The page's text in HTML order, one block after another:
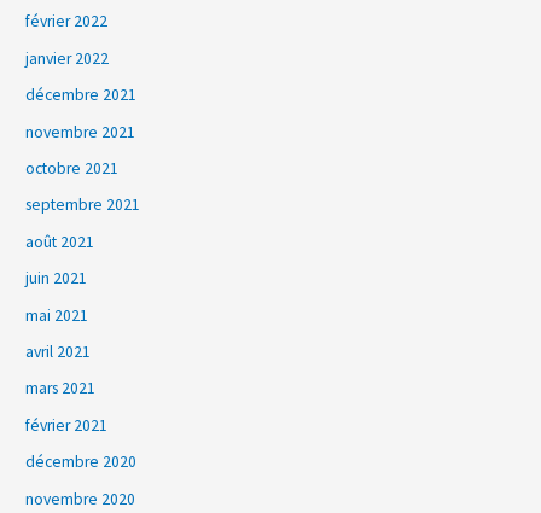
février 2022
janvier 2022
décembre 2021
novembre 2021
octobre 2021
septembre 2021
août 2021
juin 2021
mai 2021
avril 2021
mars 2021
février 2021
décembre 2020
novembre 2020